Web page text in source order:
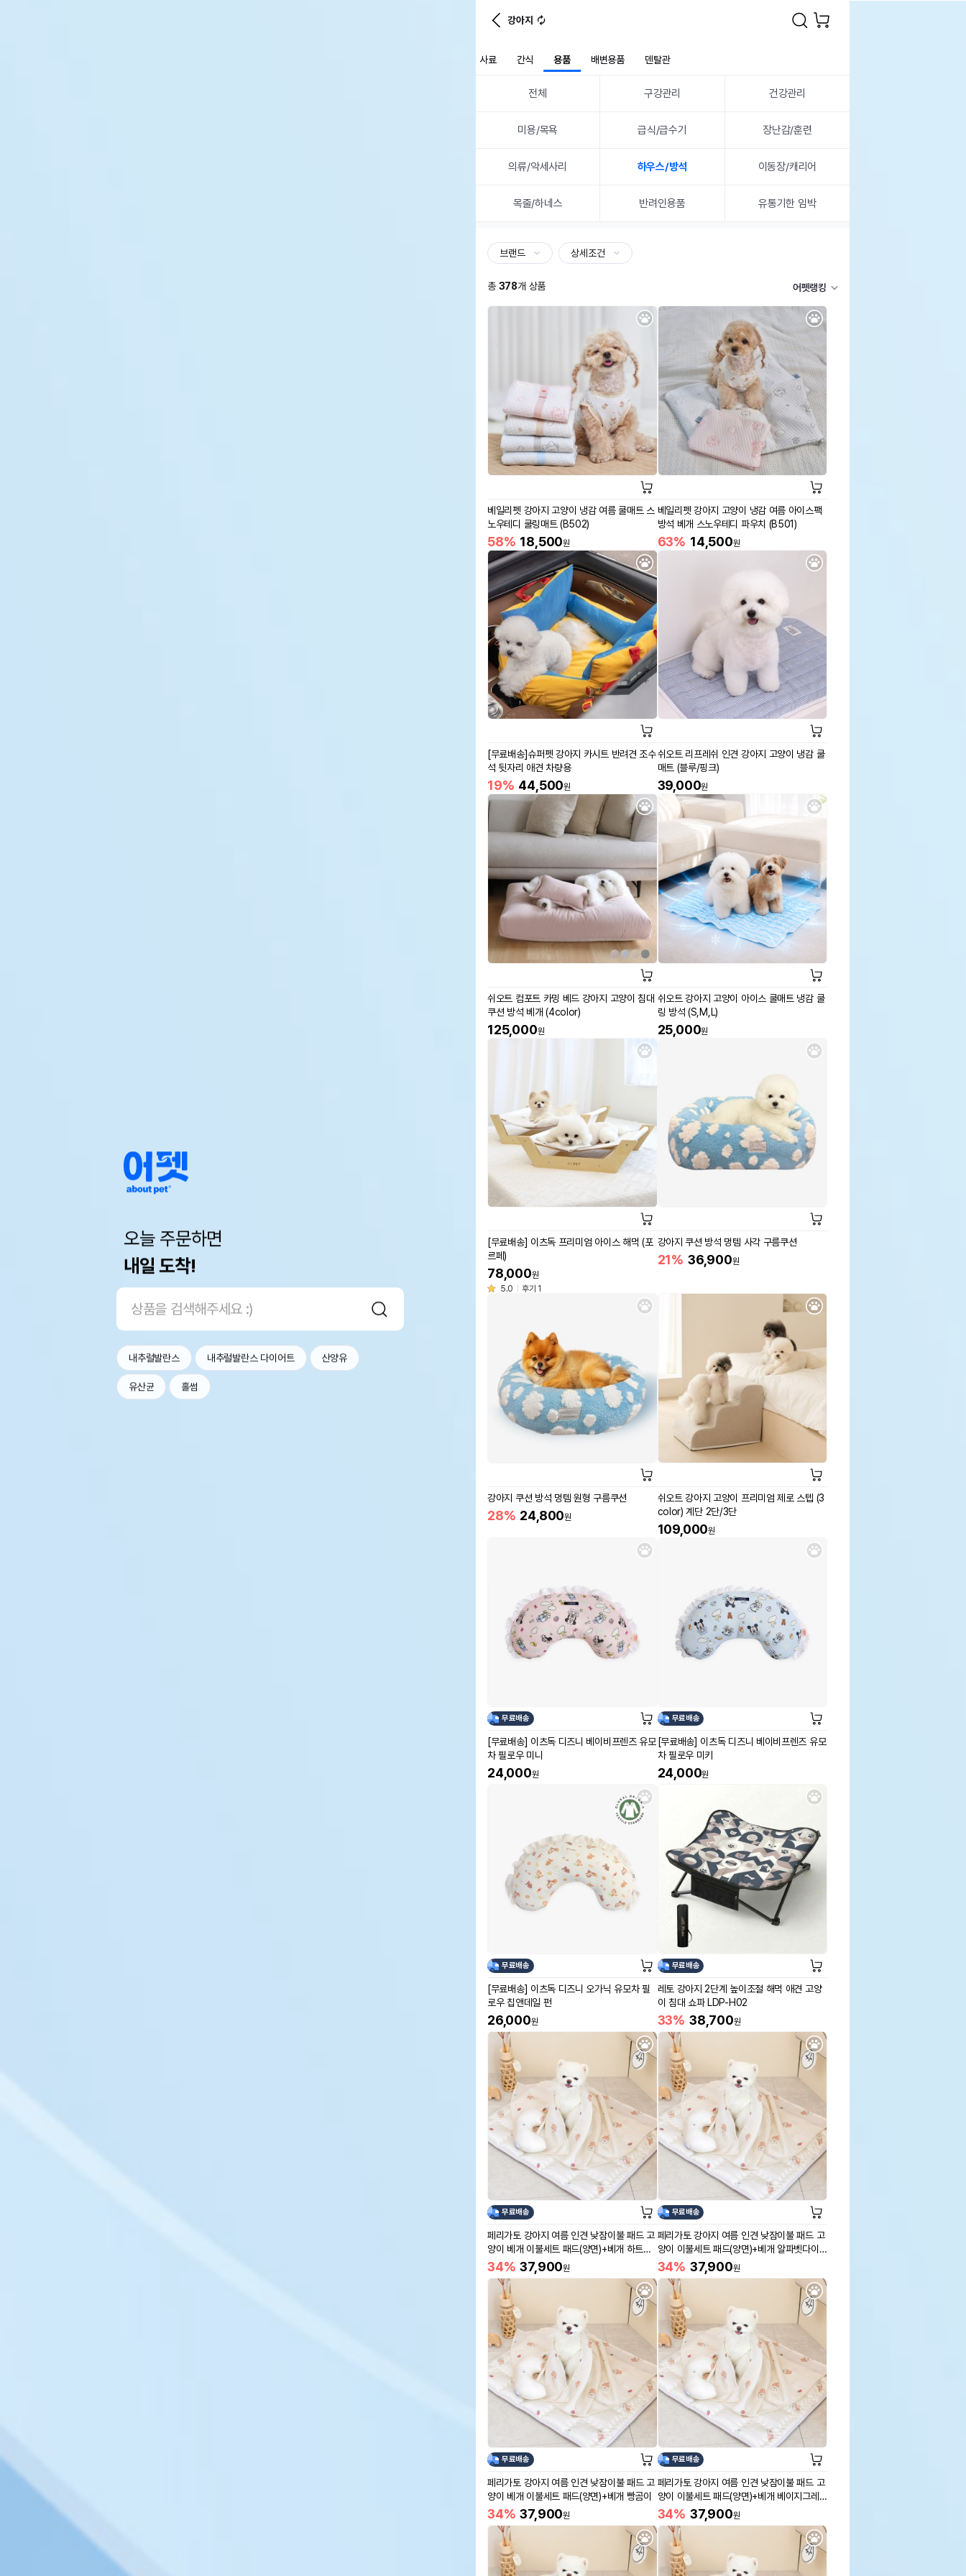
오늘 주문하면
내일 도착!
내추럴발란스 내추럴발란스 다이어트 산양유
유산균 홀썸
강아지
사료 간식 용품 배변용품 덴탈관
전체 구강관리 건강관리
미용/목욕 급식/급수기 장난감/훈련
의류/악세사리 하우스/방석 이동장/캐리어
목줄/하네스 반려인용품 유통기한 임박
브랜드 상세조건
총 378개 상품 어펫랭킹
베일리펫 강아지 고양이 냉감 여름 쿨매트 스
노우테디 쿨링매트 (B502)
58% 18,500원
베일리펫 강아지 고양이 냉감 여름 아이스팩
방석 베개 스노우테디 파우치 (B501)
63% 14,500원
[무료배송]슈퍼펫 강아지 카시트 반려견 조수
석 뒷자리 애견 차량용
19% 44,500원
쉬오트 리프레쉬 인견 강아지 고양이 냉감 쿨
매트 (블루/핑크)
39,000원
쉬오트 컴포트 카밍 베드 강아지 고양이 침대
쿠션 방석 베개 (4color)
125,000원
쉬오트 강아지 고양이 아이스 쿨매트 냉감 쿨
링 방석 (S,M,L)
25,000원
[무료배송] 이츠독 프리미엄 아이스 해먹 (포
르페)
78,000원
5.0
후기 1
강아지 쿠션 방석 멍템 사각 구름쿠션
21% 36,900원
강아지 쿠션 방석 멍템 원형 구름쿠션
28% 24,800원
쉬오트 강아지 고양이 프리미엄 제로 스텝 (3
color) 계단 2단/3단
109,000원
무료배송
[무료배송] 이츠독 디즈니 베이비프렌즈 유모
차 필로우 미니
24,000원
무료배송
[무료배송] 이츠독 디즈니 베이비프렌즈 유모
차 필로우 미키
24,000원
무료배송
[무료배송] 이츠독 디즈니 오가닉 유모차 필
로우 칩앤데일 펀
26,000원
무료배송
레토 강아지 2단계 높이조절 해먹 애견 고양
이 침대 쇼파 LDP-H02
33% 38,700원
무료배송
페리가토 강아지 여름 인견 낮잠이불 패드 고
양이 베개 이불세트 패드(양면)+베개 하트베
어
34% 37,900원
무료배송
페리가토 강아지 여름 인견 낮잠이불 패드 고
양이 이불세트 패드(양면)+베개 알파벳다이
노
34% 37,900원
무료배송
페리가토 강아지 여름 인견 낮잠이불 패드 고
양이 베개 이불세트 패드(양면)+베개 빵곰이
34% 37,900원
무료배송
페리가토 강아지 여름 인견 낮잠이불 패드 고
양이 이불세트 패드(양면)+베개 베이지그레
이
34% 37,900원